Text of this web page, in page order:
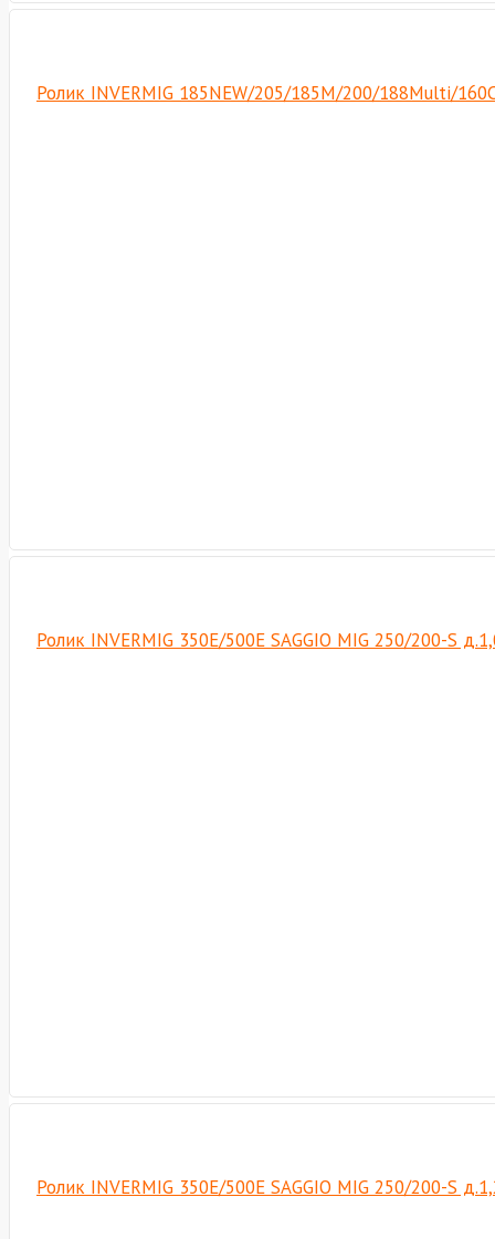
Ролик INVERMIG 185NEW/205/185М/200/188Multi/
Ролик INVERMIG 350E/500E SAGGIO MIG 250/200-S
Ролик INVERMIG 350E/500E SAGGIO MIG 250/200-S